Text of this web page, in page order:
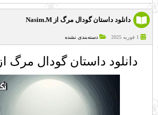
دانلود داستان گودال مرگ از Nasim.M
1 فوریه 2025 دسته‌بندی نشده
دانلود داستان گودال مرگ از Nasim.M